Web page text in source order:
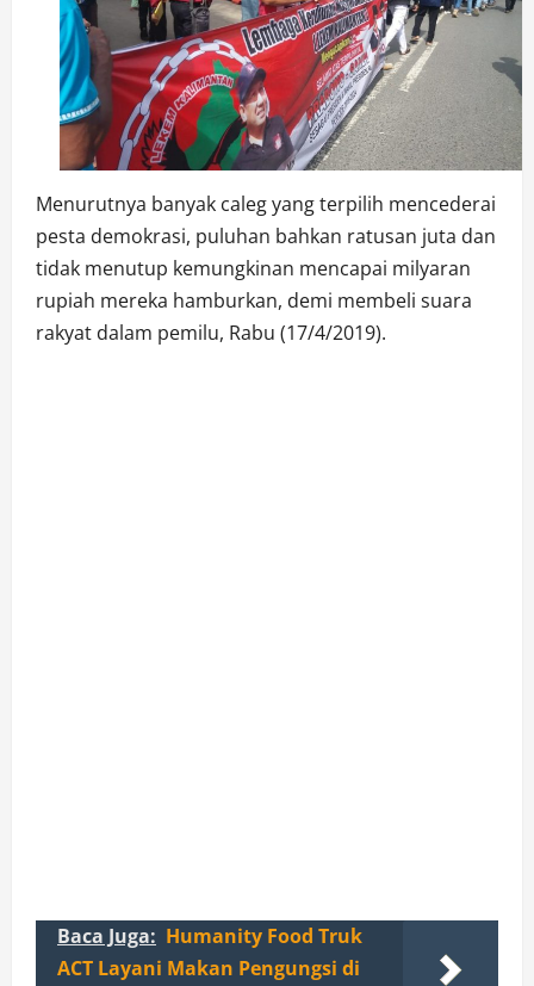
Menurutnya banyak caleg yang terpilih mencederai
pesta demokrasi, puluhan bahkan ratusan juta dan
tidak menutup kemungkinan mencapai milyaran
rupiah mereka hamburkan, demi membeli suara
rakyat dalam pemilu, Rabu (17/4/2019).
Baca Juga: Humanity Food Truk
ACT Layani Makan Pengungsi di